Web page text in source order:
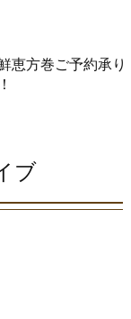
恵方巻ご予約承り
ブ